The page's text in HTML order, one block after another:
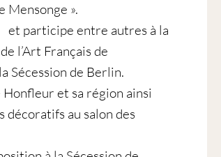
Mensonge ».
et participe entre autres à la
l’Art Français de
Sécession de Berlin.
et sa région ainsi
au salon des